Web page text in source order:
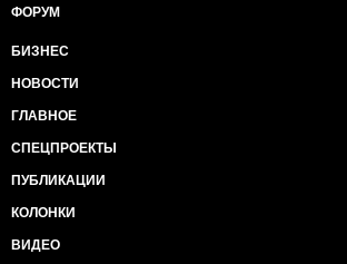
ФОРУМ
БИЗНЕС
НОВОСТИ
ГЛАВНОЕ
СПЕЦПРОЕКТЫ
ПУБЛИКАЦИИ
КОЛОНКИ
ВИДЕО